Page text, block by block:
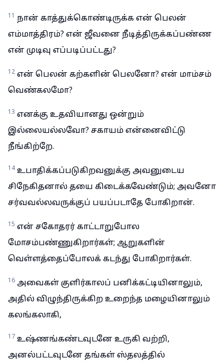
11 நான் காத்துக்கொண்டிருக்க என் பெலன்
எம்மாத்திரம்? என் ஜீவனை நீடித்திருக்கப்பண்ண
என் முடிவு எப்படிப்பட்டது?
12 என் பெலன் கற்களின் பெலனோ? என் மாம்சம்
வெண்கலமோ?
13 எனக்கு உதவியானது ஒன்றும்
இல்லையல்லவோ? சகாயம் என்னைவிட்டு
நீங்கிற்றே.
14 உபாதிக்கப்படுகிறவனுக்கு அவனுடைய
சிநேகிதனால் தயை கிடைக்கவேண்டும்; அவனோ
சர்வவல்லவருக்குப் பயப்படாதே போகிறான்.
15 என் சகோதரர் காட்டாறுபோல
மோசம்பண்ணுகிறார்கள்; ஆறுகளின்
வெள்ளத்தைப்போலக் கடந்து போகிறார்கள்.
16 அவைகள் குளிர்காலப் பனிக்கட்டியினாலும்,
அதில் விழுந்திருக்கிற உறைந்த மழையினாலும்
கலங்கலாகி,
17 உஷ்ணங்கண்டவுடனே உருகி வற்றி,
அனல்பட்டவுடனே தங்கள் ஸ்தலத்தில்